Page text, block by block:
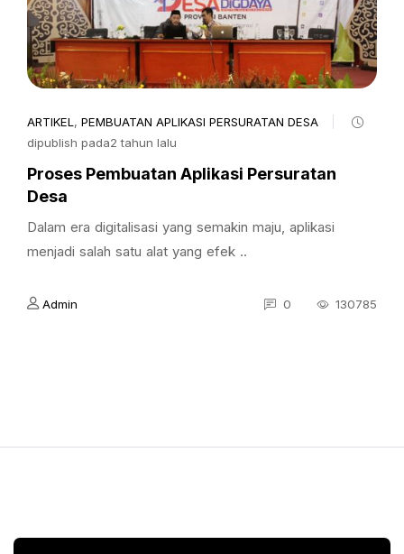
ARTIKEL , PEMBUATAN APLIKASI PERSURATAN DESA
dipublish pada2 tahun lalu
Proses Pembuatan Aplikasi Persuratan
Desa
Dalam era digitalisasi yang semakin maju, aplikasi
menjadi salah satu alat yang efek ..
Admin 0 130785